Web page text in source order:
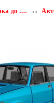
до ....